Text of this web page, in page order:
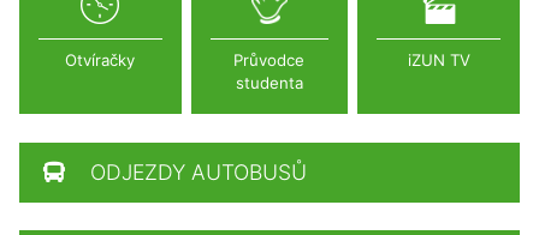
Otvíračky
Průvodce
studenta
iZUN TV
ODJEZDY AUTOBUSŮ